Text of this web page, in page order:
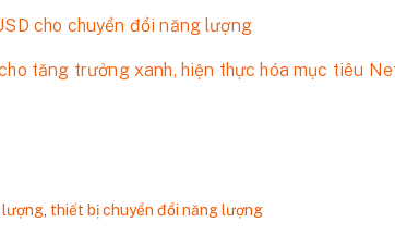
cho chuyển đổi năng lượng
tăng trưởng xanh, hiện thực hóa mục tiêu
lượng, thiết bị chuyển đổi năng lượng